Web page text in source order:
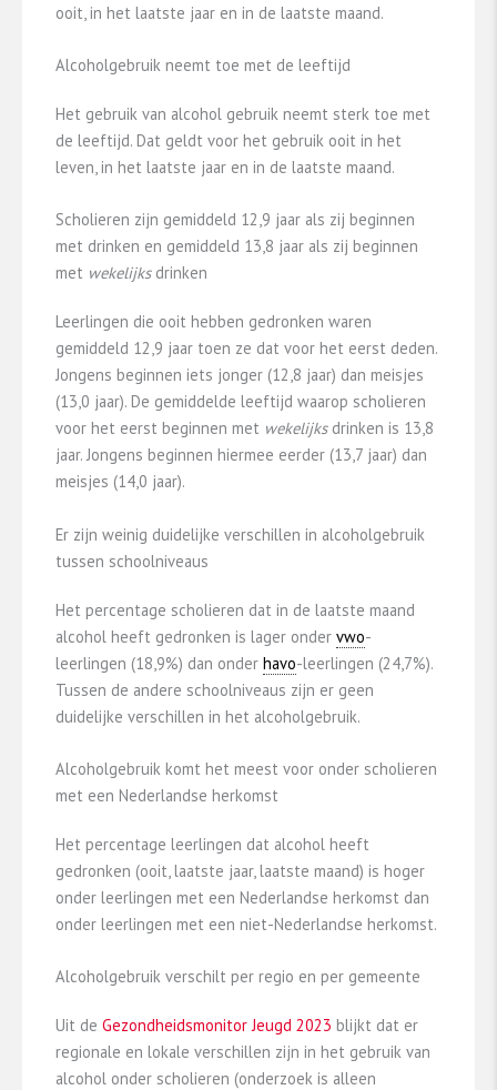
ooit, in het laatste jaar en in de laatste maand.
Alcoholgebruik neemt toe met de leeftijd
Het gebruik van alcohol gebruik neemt sterk toe met
de leeftijd. Dat geldt voor het gebruik ooit in het
leven, in het laatste jaar en in de laatste maand.
Scholieren zijn gemiddeld 12,9 jaar als zij beginnen
met drinken en gemiddeld 13,8 jaar als zij beginnen
met wekelijks drinken
Leerlingen die ooit hebben gedronken waren
gemiddeld 12,9 jaar toen ze dat voor het eerst deden.
Jongens beginnen iets jonger (12,8 jaar) dan meisjes
(13,0 jaar). De gemiddelde leeftijd waarop scholieren
voor het eerst beginnen met wekelijksdrinken is 13,8
jaar. Jongens beginnen hiermee eerder (13,7 jaar) dan
meisjes (14,0 jaar).
Er zijn weinig duidelijke verschillen in alcoholgebruik
tussen schoolniveaus
Het percentage scholieren dat in de laatste maand
alcohol heeft gedronken is lager onder vwo-
leerlingen (18,9%) dan onder havo-leerlingen (24,7%).
Tussen de andere schoolniveaus zijn er geen
duidelijke verschillen in het alcoholgebruik.
Alcoholgebruik komt het meest voor onder scholieren
met een Nederlandse herkomst
Het percentage leerlingen dat alcohol heeft
gedronken (ooit, laatste jaar, laatste maand) is hoger
onder leerlingen met een Nederlandse herkomst dan
onder leerlingen met een niet-Nederlandse herkomst.
Alcoholgebruik verschilt per regio en per gemeente
Uit de Gezondheidsmonitor Jeugd 2023 blijkt dat er
regionale en lokale verschillen zijn in het gebruik van
alcohol onder scholieren (onderzoek is alleen